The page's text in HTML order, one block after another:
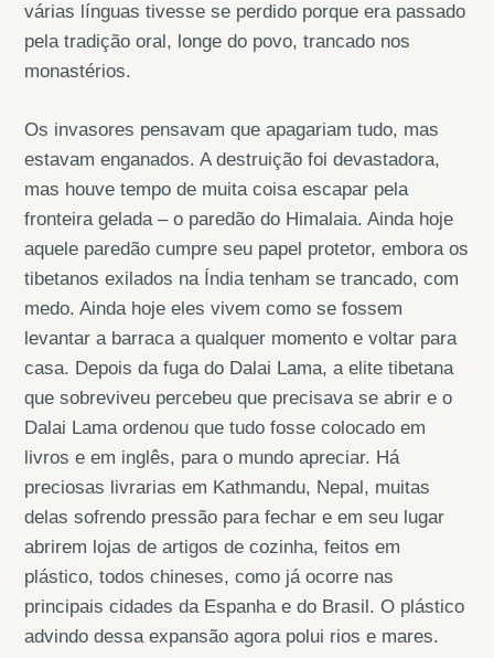
várias línguas tivesse se perdido porque era passado
pela tradição oral, longe do povo, trancado nos
monastérios.
Os invasores pensavam que apagariam tudo, mas
estavam enganados. A destruição foi devastadora,
mas houve tempo de muita coisa escapar pela
fronteira gelada – o paredão do Himalaia. Ainda hoje
aquele paredão cumpre seu papel protetor, embora os
tibetanos exilados na Índia tenham se trancado, com
medo. Ainda hoje eles vivem como se fossem
levantar a barraca a qualquer momento e voltar para
casa. Depois da fuga do Dalai Lama, a elite tibetana
que sobreviveu percebeu que precisava se abrir e o
Dalai Lama ordenou que tudo fosse colocado em
livros e em inglês, para o mundo apreciar. Há
preciosas livrarias em Kathmandu, Nepal, muitas
delas sofrendo pressão para fechar e em seu lugar
abrirem lojas de artigos de cozinha, feitos em
plástico, todos chineses, como já ocorre nas
principais cidades da Espanha e do Brasil. O plástico
advindo dessa expansão agora polui rios e mares.